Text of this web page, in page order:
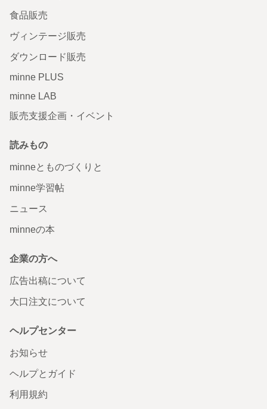
食品販売
ヴィンテージ販売
ダウンロード販売
minne PLUS
minne LAB
販売支援企画・イベント
読みもの
minneとものづくりと
minne学習帖
ニュース
minneの本
企業の方へ
広告出稿について
大口注文について
ヘルプセンター
お知らせ
ヘルプとガイド
利用規約